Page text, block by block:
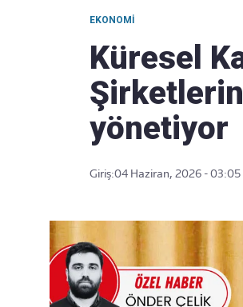
EKONOMI
Küresel
Şirketlerin
yönetiyor
Giriş:04 Haziran, 2026 - 03:05